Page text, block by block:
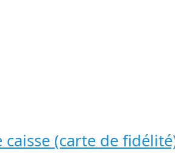
(carte de